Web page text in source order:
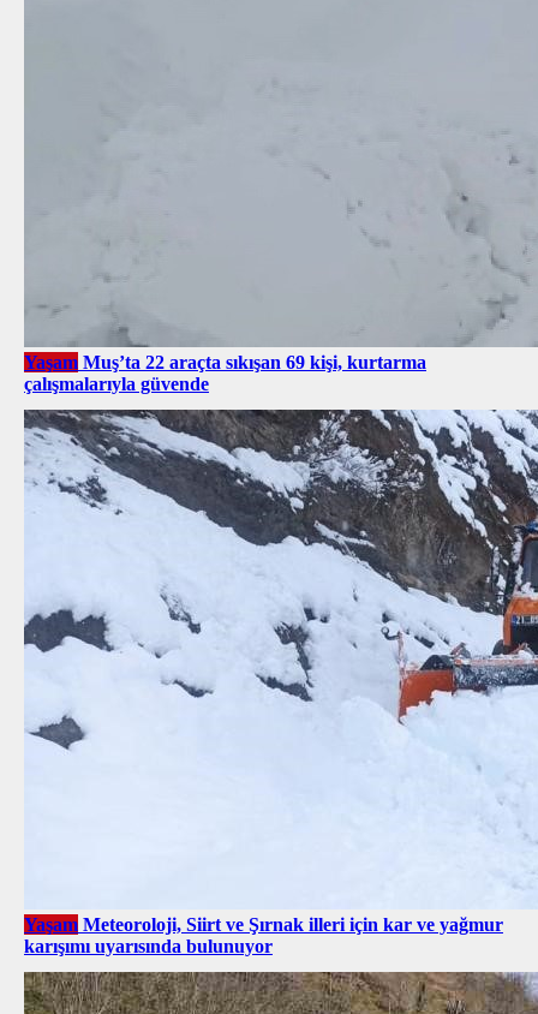
Yaşam Muş’ta 22 araçta sıkışan 69 kişi, kurtarma
çalışmalarıyla güvende
Yaşam Meteoroloji, Siirt ve Şırnak illeri için kar ve yağmur
karışımı uyarısında bulunuyor